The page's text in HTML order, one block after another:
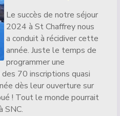
Le succès de notre séjour
2024 à St Chaffrey nous
a conduit à récidiver cette
année. Juste le temps de
programmer une
70 inscriptions quasi
dès leur ouverture sur
! Tout le monde pourrait
SNC.